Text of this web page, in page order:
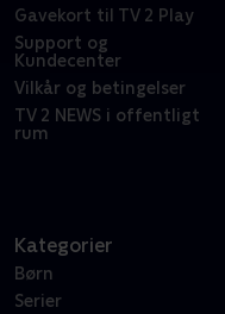
Gavekort til TV 2 Play
Support og
Kundecenter
Vilkår og betingelser
TV 2 NEWS i offentligt
rum
Kategorier
Børn
Serier